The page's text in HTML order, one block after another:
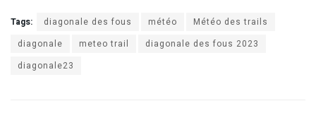
Tags: diagonale des fous météo
Météo des trails
diagonale
meteo trail
diagonale des fous 2023
diagonale23